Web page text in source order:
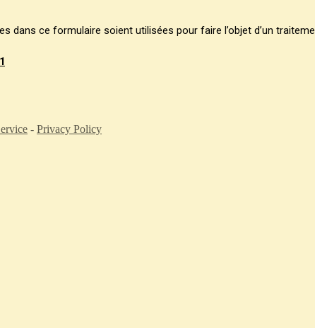
dans ce formulaire soient utilisées pour faire l’objet d’un
- Privacy Policy